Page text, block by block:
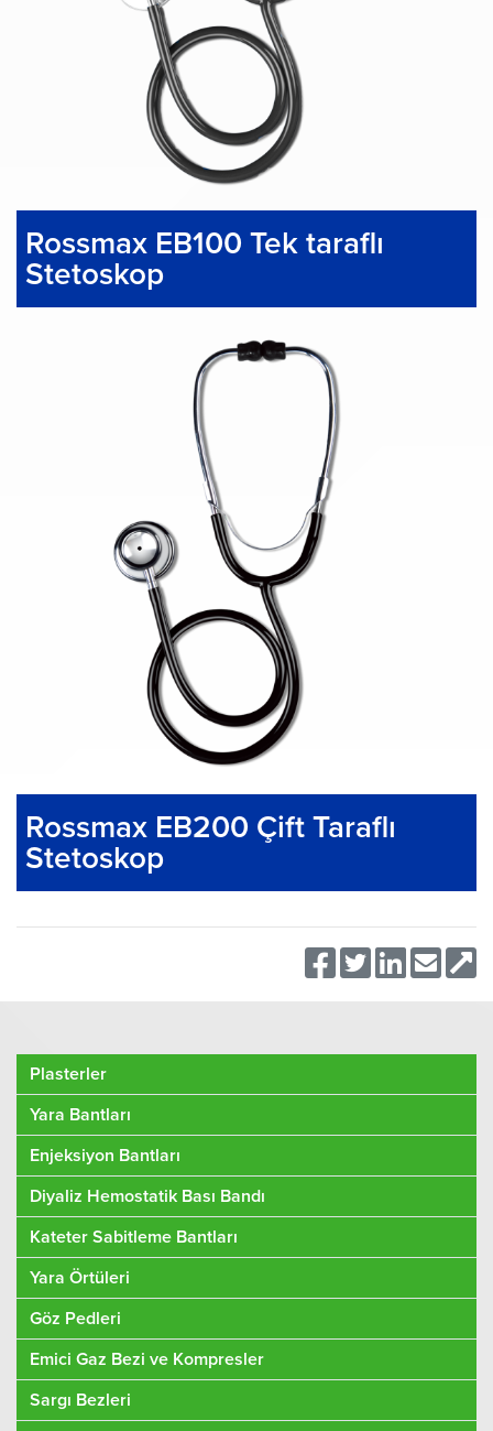
Rossmax EB100 Tek taraflı
Stetoskop
Rossmax EB200 Çift Taraflı
Stetoskop
Plasterler
Yara Bantları
Enjeksiyon Bantları
Diyaliz Hemostatik Bası Bandı
Kateter Sabitleme Bantları
Yara Örtüleri
Göz Pedleri
Emici Gaz Bezi ve Kompresler
Sargı Bezleri